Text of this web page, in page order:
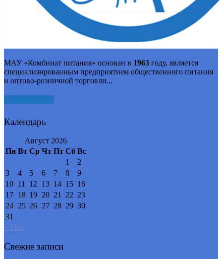
МАУ «Комбинат питания» основан в 1963 году, является
специализированным предприятием общественного питания
и оптово-розничной торговли...
Календарь
Август 2026
Пн Вт Ср Чт Пт Сб Вс
1
2
3
4 5 6 7 8
9
10 11 12 13 14 15 16
17 18 19 20 21 22 23
24 25 26 27 28 29 30
31
« Май
Свежие записи